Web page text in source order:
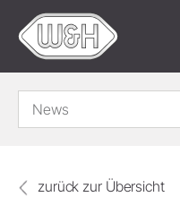
News
zurück zur Übersicht